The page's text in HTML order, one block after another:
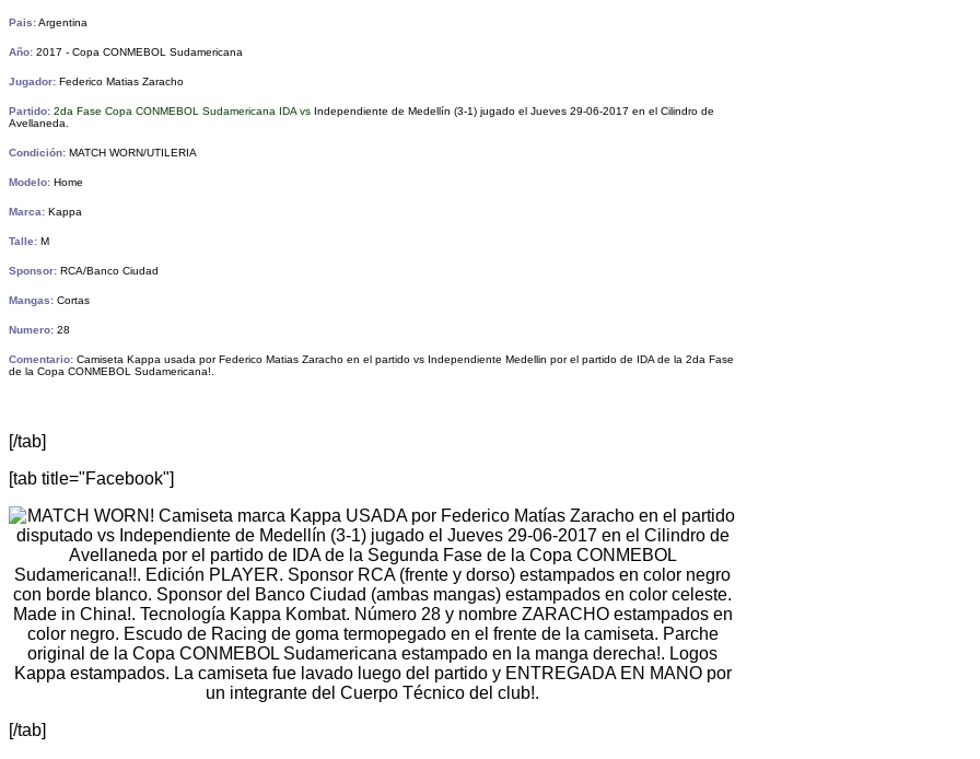
Pais:Argentina
Año: 2017 - Copa CONMEBOL Sudamericana
Jugador: Federico Matias Zaracho
Partido: 2da Fase Copa CONMEBOL Sudamericana IDA vs Independiente de Medellín (3-1) jugado el Jueves 29-06-2017 en el Cilindro de
Avellaneda
Condición: MATCH WORN/UTILERIA
Modelo: Home
Marca: Kappa
Talle: M
Sponsor: RCA/Banco Ciudad
Mangas: Cortas
Numero: 28
Comentario: Camiseta Kappa usada por Federico Matias Zaracho en el partido vs Independiente Medellin por el partido de IDA de la 2da Fase
de la Copa CONMEBOL Sudamericana!.
[/tab]
[tab title="Facebook"]
[/tab]